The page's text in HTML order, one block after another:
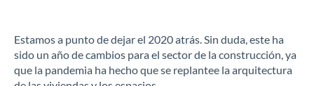
Estamos a punto de dejar el 2020 atrás. Sin duda, este ha
sido un año de cambios para el sector de la construcción, ya
que la pandemia ha hecho que se replantee la arquitectura